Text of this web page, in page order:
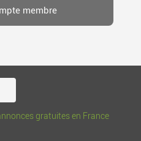
membre
gratuites en France